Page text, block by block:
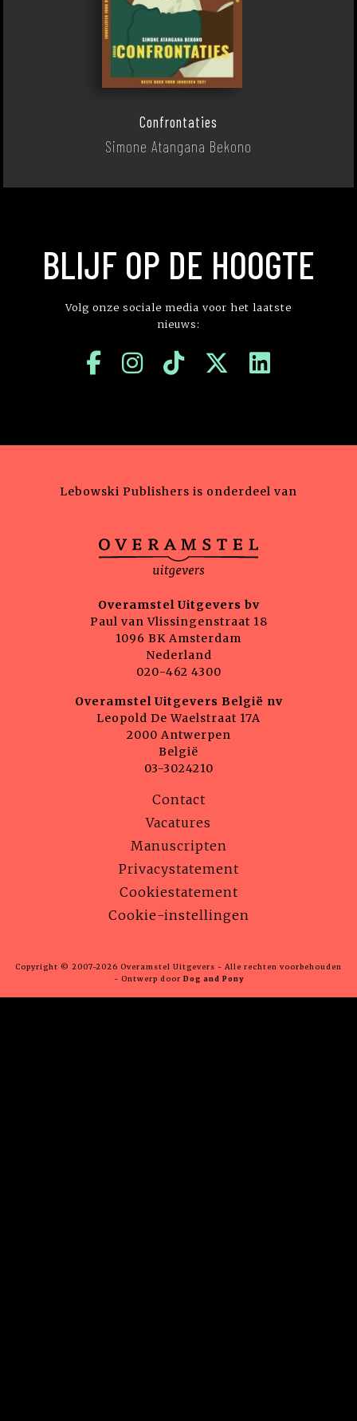
Confrontaties
Simone Atangana Bekono
BLIJF OP DE HOOGTE
Volg onze sociale media voor het laatste
nieuws:
Lebowski Publishers is onderdeel van
Overamstel Uitgevers bv
Paul van Vlissingenstraat 18
1096 BK Amsterdam
Nederland
020-462 4300
Overamstel Uitgevers België nv
Leopold De Waelstraat 17A
2000 Antwerpen
België
03-3024210
Contact
Vacatures
Manuscripten
Privacystatement
Cookiestatement
Cookie-instellingen
Copyright © 2007-2026 Overamstel Uitgevers - Alle rechten voorbehouden
- Ontwerp door Dog and Pony